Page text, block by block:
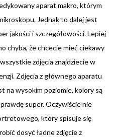
aparat makro, którym
Jednak to dalej jest
jakości i szczegółowości. Lepiej
chyba, że chcecie mieć ciekawy
zdjęcia znajdziecie w
Zdjęcia z głównego aparatu
na wysokim poziomie, kolory są
super. Oczywiście nie
który spisuje się
dosyć ładne zdjęcie z